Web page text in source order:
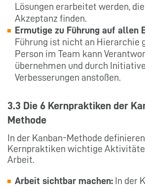
Lösungen erarbeitet werden,
Akzeptanz finden.
Ermutige zu Führung auf allen
Führung ist nicht an Hierarchie
Person im Team kann
übernehmen und durch Initiative
Verbesserungen anstoßen.
3.3 Die 6 Kernpraktiken der
Methode
In der Kanban-Methode
Kernpraktiken wichtige
Arbeit.
Arbeit sichtbar machen: In der